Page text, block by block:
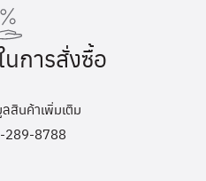
นการสั่งซื้อ
สินค้าเพิ่มเติม
289-8788